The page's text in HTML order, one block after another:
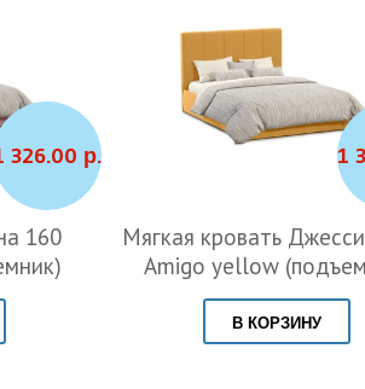
326.00 р.
160
1
Мягкая кровать
Amigo yellow
В КОРЗИНУ